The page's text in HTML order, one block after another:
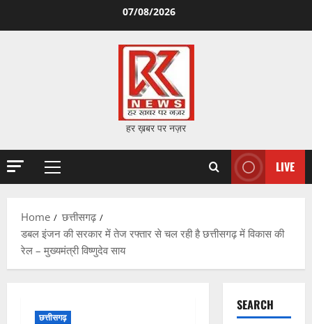
07/08/2026
हर ख़बर पर नज़र
Primary
LIVE
Home
छत्तीसगढ़
डबल इंजन की सरकार में तेज रफ्तार से चल रही है छत्तीसगढ़ में विकास की
रेल – मुख्यमंत्री विष्णुदेव साय
छत्तीसगढ़
SEARCH